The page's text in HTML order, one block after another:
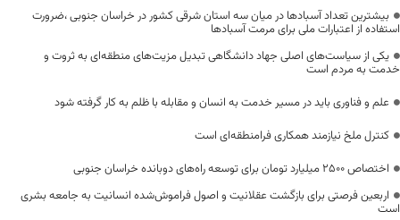
بیشترین تعداد آسبادها در میان سه استان شرقی کشور در خراسان جنوبی ،ضرورت
استفاده از اعتبارات ملی برای مرمت آسبادها
یکی از سیاست‌های اصلی جهاد دانشگاهی تبدیل مزیت‌های منطقه‌ای به ثروت و
خدمت به مردم است
علم و فناوری باید در مسیر خدمت به انسان و مقابله با ظلم به کار گرفته شود
کنترل ملخ نیازمند همکاری فرامنطقه‌ای است
اختصاص 2500 میلیارد تومان برای توسعه راه‌های دوبانده خراسان جنوبی
اربعین فرصتی برای بازگشت عقلانیت و اصول فراموش‌شده انسانیت به جامعه بشری
است